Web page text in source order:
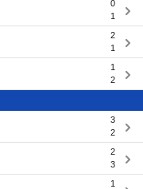
0
1
2
1
1
2
3
2
2
3
1